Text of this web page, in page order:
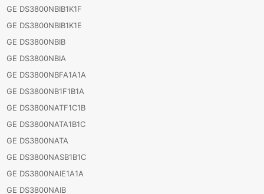
GE DS3800NBIB1K1F
GE DS3800NBIB1K1E
GE DS3800NBIB
GE DS3800NBIA
GE DS3800NBFA1A1A
GE DS3800NB1F1B1A
GE DS3800NATF1C1B
GE DS3800NATA1B1C
GE DS3800NATA
GE DS3800NASB1B1C
GE DS3800NAIE1A1A
GE DS3800NAIB